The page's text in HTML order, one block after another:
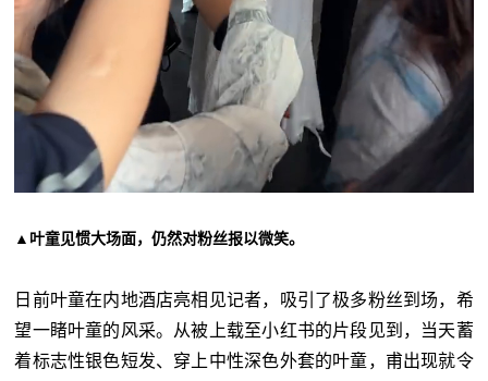
▲叶童见惯大场面，仍然对粉丝报以微笑。
日前叶童在内地酒店亮相见记者，吸引了极多粉丝到场，希
望一睹叶童的风采。从被上载至小红书的片段见到，当天蓄
着标志性银色短发、穿上中性深色外套的叶童，甫出现就令